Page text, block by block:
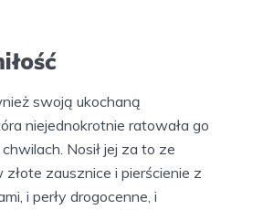
swoją ukochaną
niejednokrotnie ratowała go
Nosił jej za to ze
zausznice i pierścienie z
i perły drogocenne, i